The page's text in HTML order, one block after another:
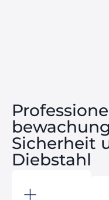
Sicherheit
Diebstahl